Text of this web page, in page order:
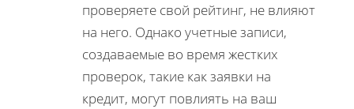
проверяете свой рейтинг, не влияют
на него. Однако учетные записи,
создаваемые во время жестких
проверок, такие как заявки на
кредит, могут повлиять на ваш